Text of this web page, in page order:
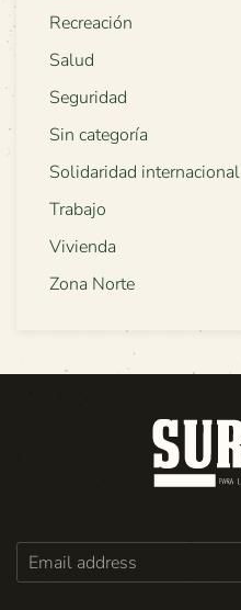
Recreación
Salud
Seguridad
Sin categoría
Solidaridad internacional
Trabajo
Vivienda
Zona Norte